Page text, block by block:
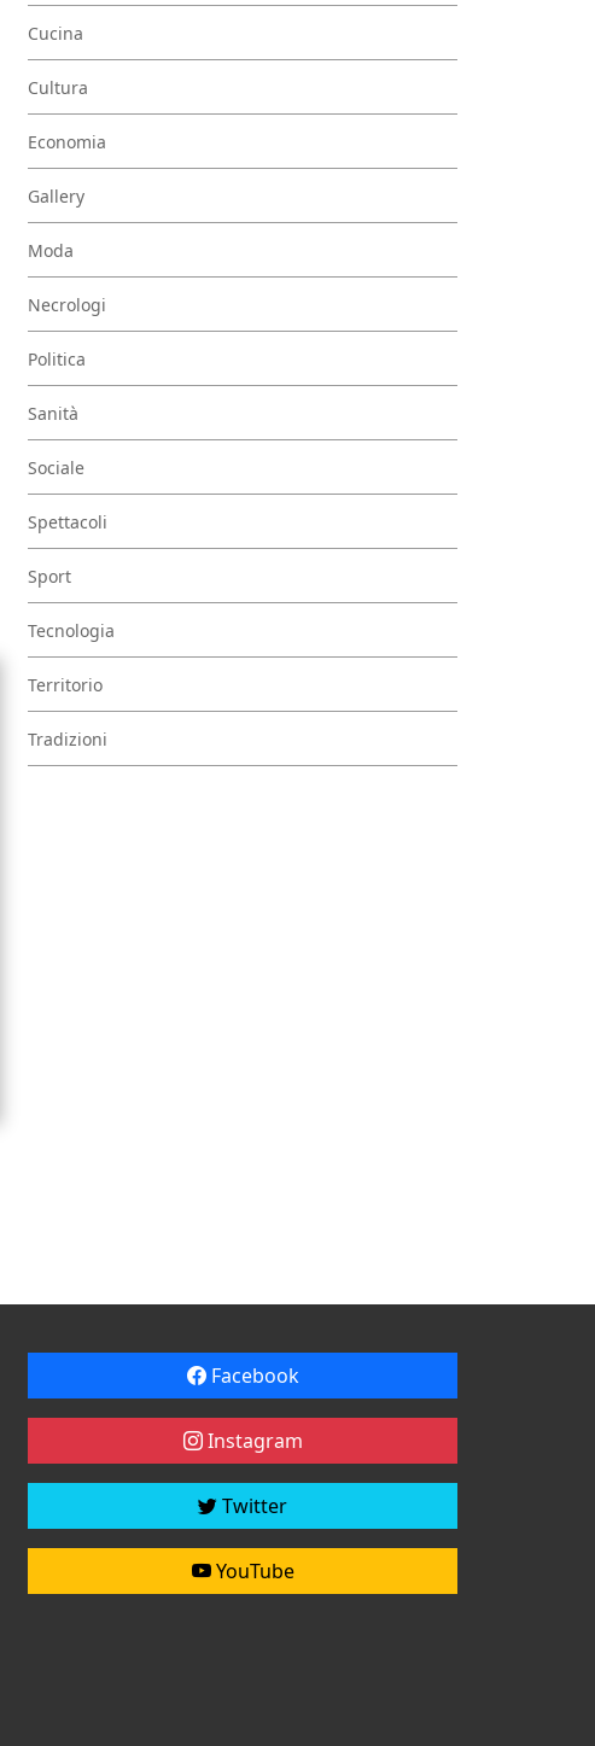
Cucina
Cultura
Economia
Gallery
Moda
Necrologi
Politica
Sanità
Sociale
Spettacoli
Sport
Tecnologia
Territorio
Tradizioni
Facebook
Instagram
Twitter
YouTube